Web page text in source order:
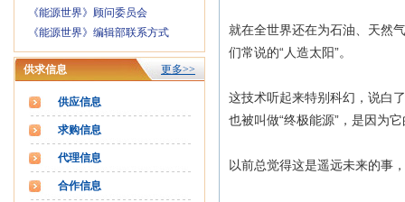
《能源世界》顾问委员会
《能源世界》编辑部联系方式
供求信息 更多>>
供应信息
求购信息
代理信息
合作信息
就在全世界还在为石油、天然
们常说的“人造太阳”。
这技术听起来特别科幻，说白
也被叫做“终极能源”，是因为
以前总觉得这是遥远未来的事